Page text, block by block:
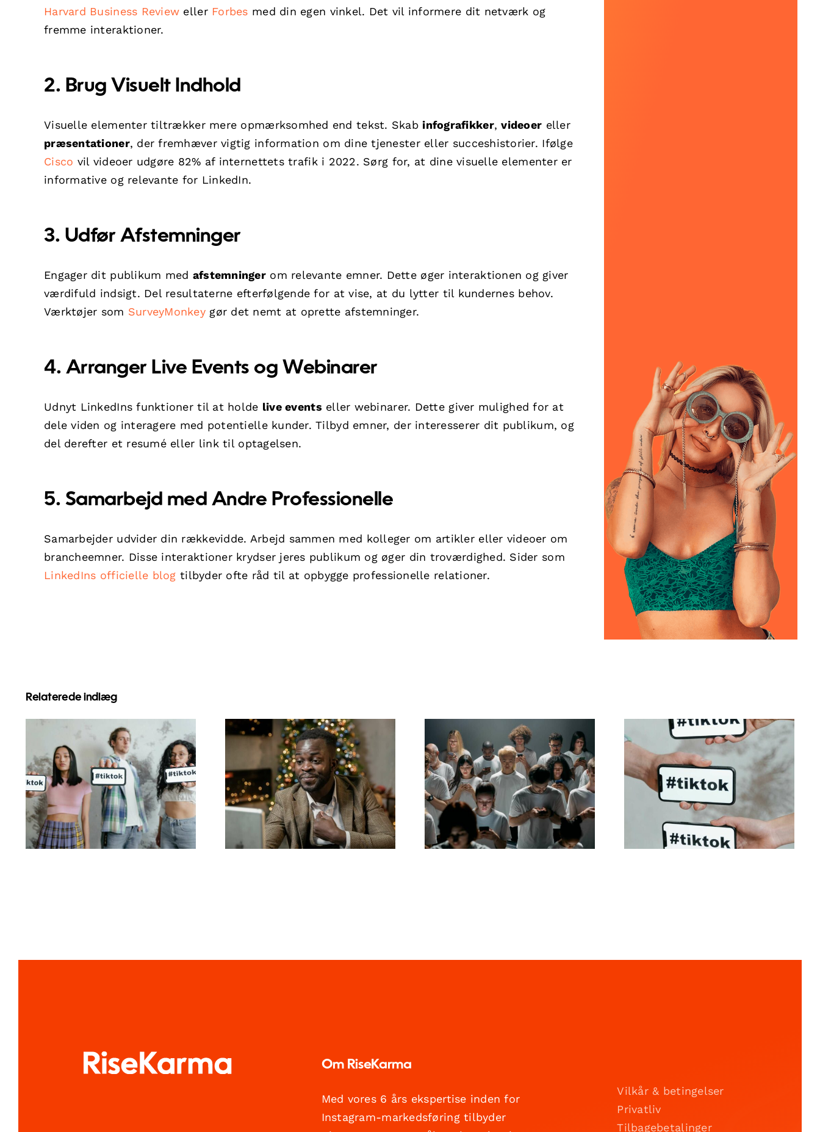
Harvard Business Review eller Forbes med din egen vinkel. Det vil informere dit netværk og
fremme interaktioner.
2. Brug Visuelt Indhold
Visuelle elementer tiltrækker mere opmærksomhed end tekst. Skabinfografikker,videoer eller
præsentationer, der fremhæver vigtig information om dine tjenester eller succeshistorier. Ifølge
Cisco vil videoer udgøre 82% af internettets trafik i 2022. Sørg for, at dine visuelle elementer er
informative og relevante for LinkedIn.
3. Udfør Afstemninger
Engager dit publikum med afstemninger om relevante emner. Dette øger interaktionen og giver
værdifuld indsigt. Del resultaterne efterfølgende for at vise, at du lytter til kundernes behov.
Værktøjer som SurveyMonkey gør det nemt at oprette afstemninger.
4. Arranger Live Events og Webinarer
Udnyt LinkedIns funktioner til at holde live events eller webinarer. Dette giver mulighed for at
dele viden og interagere med potentielle kunder. Tilbyd emner, der interesserer dit publikum, og
del derefter et resumé eller link til optagelsen.
5. Samarbejd med Andre Professionelle
Samarbejder udvider din rækkevidde. Arbejd sammen med kolleger om artikler eller videoer om
brancheemner. Disse interaktioner krydser jeres publikum og øger din troværdighed. Sider som
LinkedIns officielle blog tilbyder ofte råd til at opbygge professionelle relationer.
Relaterede indlæg
De bedste video-
redigeringsapps til at
skabe TikTok
mesterværker
Sådan skjuler du
følgere på LinkedIn
for at bevare
privatlivet
Tips til at designe
flotte Facebook-
annoncer, der
konverterer
De bedste
privatindstillinger for
TikTok i 2024
Om RiseKarma
Med vores 6 års ekspertise inden for
Instagram-markedsføring tilbyder
Vilkår & betingelser
Privatliv
Tilbagebetalinger